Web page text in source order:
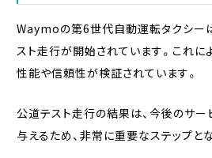
Waymoの第6世代自動運転タクシー
スト走行が開始されています。これに
性能や信頼性が検証されています。
公道テスト走行の結果は、今後のサ
与えるため、非常に重要なステップと